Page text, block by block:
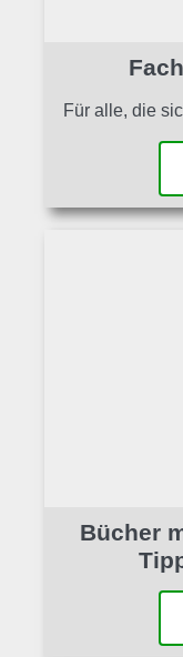
Für alle, die
Bücher